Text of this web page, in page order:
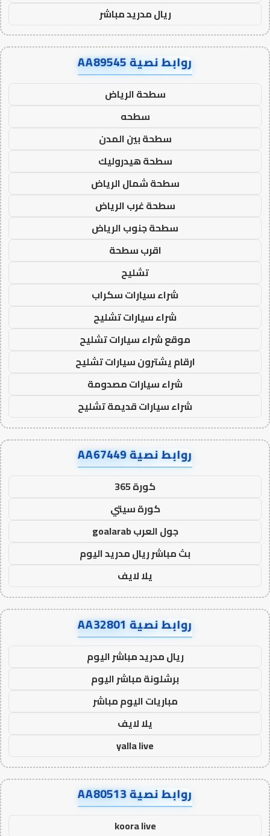
ريال مدريد مباشر
روابط نصية AA89545
سطحة الرياض
سطحه
سطحة بين المدن
سطحة هيدروليك
سطحة شمال الرياض
سطحة غرب الرياض
سطحة جنوب الرياض
اقرب سطحة
تشليح
شراء سيارات سكراب
شراء سيارات تشليح
موقع شراء سيارات تشليح
ارقام يشترون سيارات تشليح
شراء سيارات مصدومة
شراء سيارات قديمة تشليح
روابط نصية AA67449
كورة 365
كورة سيتي
جول العرب goalarab
بث مباشر ريال مدريد اليوم
يلا لايف
روابط نصية AA32801
ريال مدريد مباشر اليوم
برشلونة مباشر اليوم
مباريات اليوم مباشر
يلا لايف
yalla live
روابط نصية AA80513
koora live